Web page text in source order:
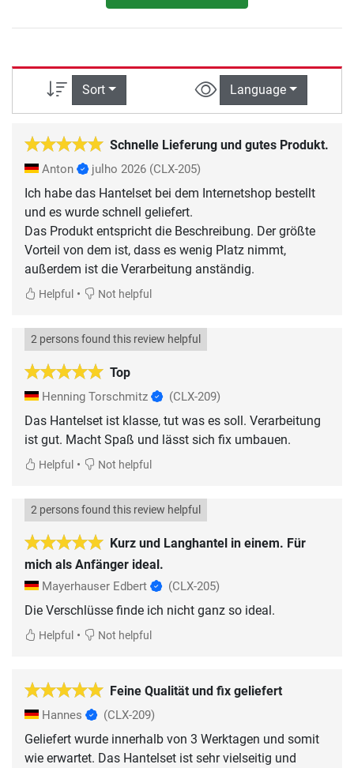
Sort Language
Schnelle Lieferung und gutes Produkt.
Anton julho 2026 (CLX-205)
Ich habe das Hantelset bei dem Internetshop bestellt
und es wurde schnell geliefert.
Das Produkt entspricht die Beschreibung. Der größte
Vorteil von dem ist, dass es wenig Platz nimmt,
außerdem ist die Verarbeitung anständig.
Helpful • Not helpful
Top
2 persons found this review helpful
Henning Torschmitz (CLX-209)
Das Hantelset ist klasse, tut was es soll. Verarbeitung
ist gut. Macht Spaß und lässt sich fix umbauen.
Helpful • Not helpful
Kurz und Langhantel in einem. Für
mich als Anfänger ideal.
2 persons found this review helpful
Mayerhauser Edbert (CLX-205)
Die Verschlüsse finde ich nicht ganz so ideal.
Helpful • Not helpful
Feine Qualität und fix geliefert
Hannes (CLX-209)
Geliefert wurde innerhalb von 3 Werktagen und somit
wie erwartet. Das Hantelset ist sehr vielseitig und